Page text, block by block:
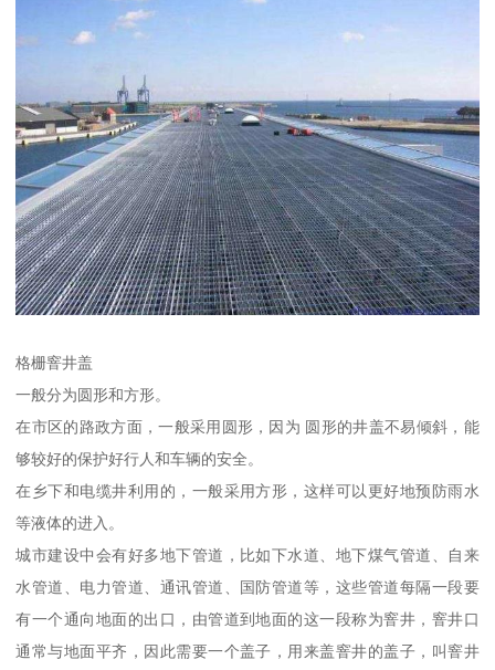
格栅窨井盖
一般分为圆形和方形。
在市区的路政方面，一般采用圆形，因为 圆形的井盖不易倾斜，能
够较好的保护好行人和车辆的安全。
在乡下和电缆井利用的，一般采用方形，这样可以更好地预防雨水
等液体的进入。
城市建设中会有好多地下管道，比如下水道、地下煤气管道、自来
水管道、电力管道、通讯管道、国防管道等，这些管道每隔一段要
有一个通向地面的出口，由管道到地面的这一段称为窨井，窨井口
通常与地面平齐，因此需要一个盖子，用来盖窨井的盖子，叫窨井